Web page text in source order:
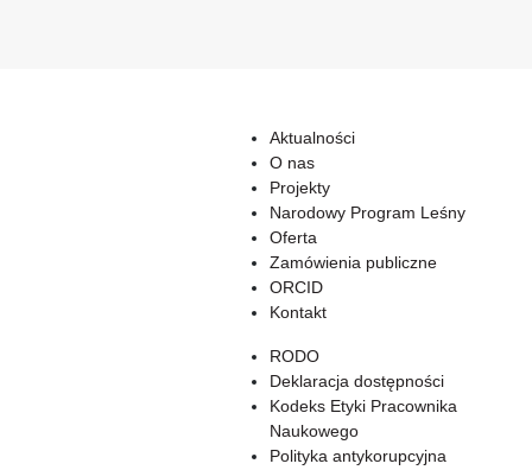
Aktualności
O nas
Projekty
Narodowy Program Leśny
Oferta
Zamówienia publiczne
ORCID
Kontakt
RODO
Deklaracja dostępności
Kodeks Etyki Pracownika
Naukowego
Polityka antykorupcyjna